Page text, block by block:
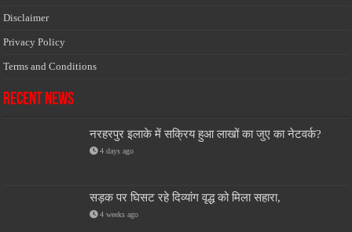
Disclaimer
Privacy Policy
Terms and Conditions
Recent News
नरहरपुर इलाके में सक्रिय हुआ लाखों का जुए का नेटवर्क?
4 days ago
सड़क पर घिसट रहे दिव्यांग वृद्ध को मिला सहारा,
4 weeks ago